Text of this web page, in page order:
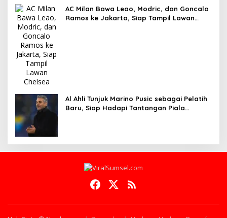
AC Milan Bawa Leao, Modric, dan Goncalo
Ramos ke Jakarta, Siap Tampil Lawan
Al Ahli Tunjuk Marino Pusic sebagai Pelatih
Baru, Siap Hadapi Tantangan Piala